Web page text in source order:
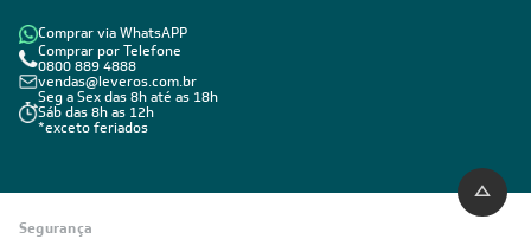
Comprar via WhatsAPP
Comprar por Telefone
0800 889 4888
vendas@leveros.com.br
Seg a Sex das 8h até as 18h
Sáb das 8h as 12h
*exceto feriados
Segurança